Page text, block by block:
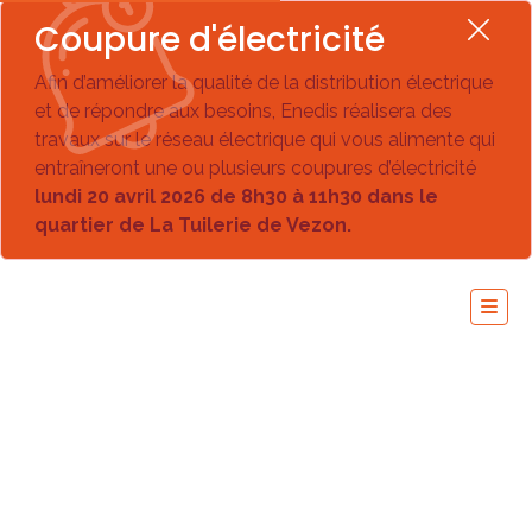
Coupure d'électricité
Afin d’améliorer la qualité de la distribution électrique
et de répondre aux besoins, Enedis réalisera des
travaux sur le réseau électrique qui vous alimente qui
entraîneront une ou plusieurs coupures d’électricité
lundi 20 avril 2026 de 8h30 à 11h30 dans le
quartier de La Tuilerie de Vezon.